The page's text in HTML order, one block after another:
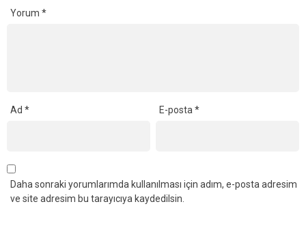
Yorum *
Ad * E-posta*
Daha sonraki yorumlarımda kullanılması için adım, e-posta adresim
ve site adresim bu tarayıcıya kaydedilsin.